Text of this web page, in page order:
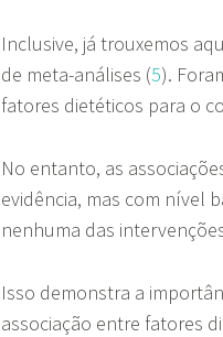
Inclusive, já trouxemos
de meta-análises (5).
fatores dietéticos para o
No entanto, as
evidência, mas com nível
nenhuma das
Isso demonstra a
associação entre fatores